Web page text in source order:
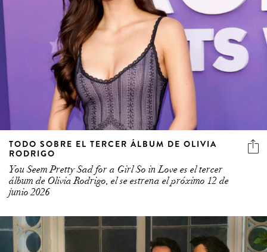
TODO SOBRE EL TERCER ÁLBUM DE OLIVIA
RODRIGO
You Seem Pretty Sad for a Girl So in Love es el tercer
álbum de Olivia Rodrigo, el se estrena el próximo 12 de
junio 2026